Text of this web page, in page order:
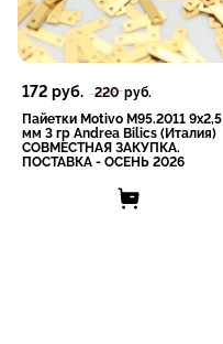
172 руб. 220руб.
Пайетки Motivo M95.2011 9x2,5
мм 3 гр Andrea Bilics (Италия)
СОВМЕСТНАЯ ЗАКУПКА.
ПОСТАВКА - ОСЕНЬ 2026